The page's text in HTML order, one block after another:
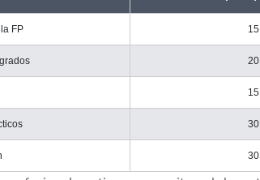
FP 15
20
15
30
30